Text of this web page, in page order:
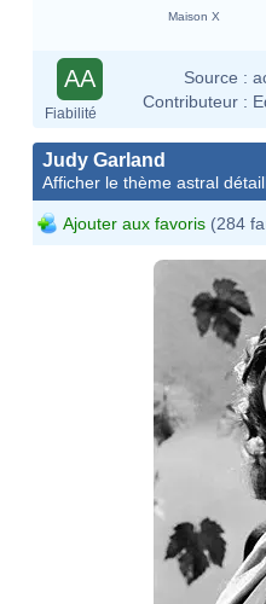
Maison X
AA
Fiabilité
Source :
Contributeur :
Judy Garland
Afficher le thème astral
Ajouter aux favoris (284